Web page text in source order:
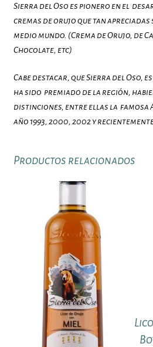
Sierra del Oso es pionero en el
cremas de orujo que tan apreciadas
medio mundo. (Crema de Orujo, de
Chocolate, etc)
Cabe destacar, que Sierra del Oso,
ha sido premiado de la región,
distinciones, entre ellas la famosa
año 1993, 2000, 2002 y
Productos relacionados